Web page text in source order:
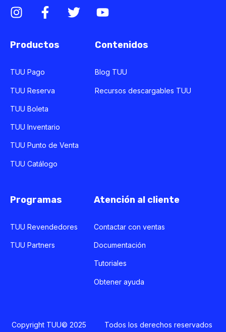
Productos
TUU Pago
TUU Reserva
TUU Boleta
TUU Inventario
TUU Punto de Venta
TUU Catálogo
Contenidos
Blog TUU
Recursos descargables TUU
Programas
TUU Revendedores
TUU Partners
Atención al cliente
Contactar con ventas
Documentación
Tutoriales
Obtener ayuda
Copyright TUU© 2025 Todos los derechos reservados